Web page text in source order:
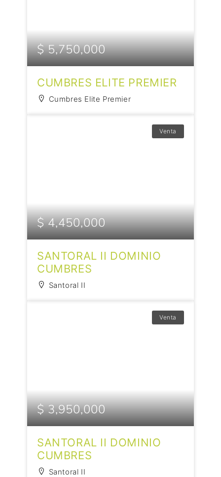
$ 5,750,000
CUMBRES ELITE PREMIER
Cumbres Elite Premier
Venta
$ 4,450,000
SANTORAL II DOMINIO
CUMBRES
Santoral II
Venta
$ 3,950,000
SANTORAL II DOMINIO
CUMBRES
Santoral II